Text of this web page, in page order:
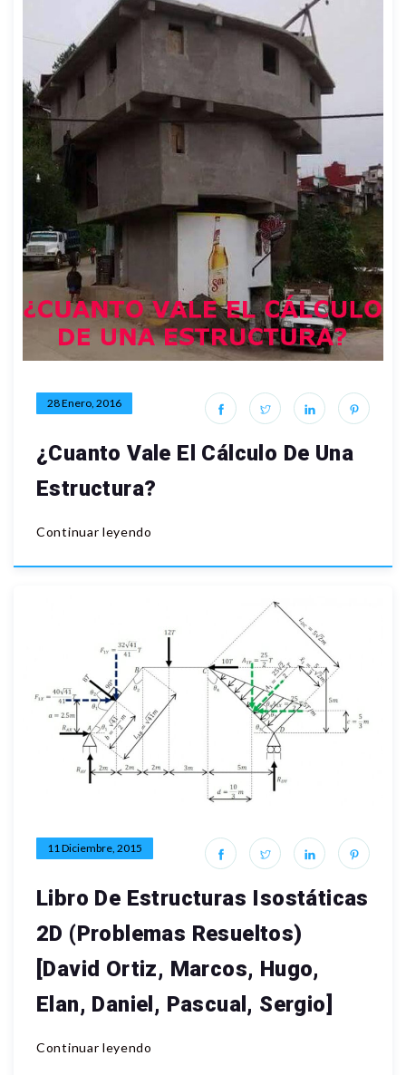
28 Enero, 2016
¿Cuanto Vale El Cálculo De Una
Estructura?
Continuar leyendo
11 Diciembre, 2015
Libro De Estructuras Isostáticas
2D (Problemas Resueltos)
[David Ortiz, Marcos, Hugo,
Elan, Daniel, Pascual, Sergio]
Continuar leyendo